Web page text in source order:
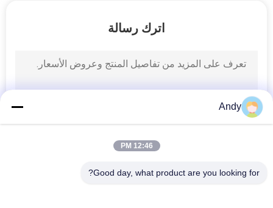
آلة مصفاة الاهتزاز
102
اترك رسالة
Andy
12:46 PM
Good day, what product are you looking for?